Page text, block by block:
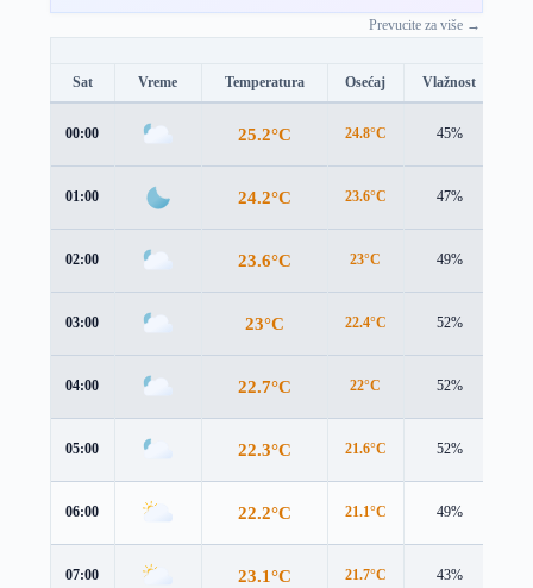
Prevucite za više →
Sat Vreme Temperatura Osećaj Vlažnost
00:00 25.2°C 24.8°C 45%
01:00 24.2°C 23.6°C 47%
02:00 23.6°C 23°C 49%
03:00 23°C 22.4°C 52%
04:00 22.7°C 22°C 52%
05:00 22.3°C 21.6°C 52%
06:00 22.2°C 21.1°C 49%
07:00 23.1°C 21.7°C 43%